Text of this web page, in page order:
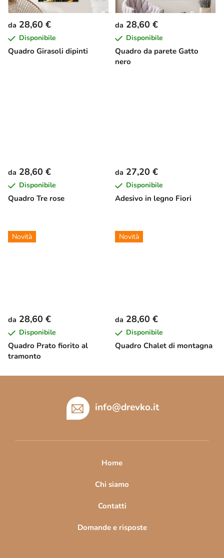
Quadro Girasoli dipinti
da 28,60 €
Disponibile
Quadro da parete Gatto
nero
da 28,60 €
Disponibile
Quadro Tre rose
da 28,60 €
Disponibile
Adesivo in legno Fiori
da 27,20 €
Disponibile
Novità
Quadro Prato fiorito al
tramonto
da 28,60 €
Disponibile
Novità
Quadro Chalet di montagna
da 28,60 €
Disponibile
info@drevko.it
Home
Chi siamo
Contatti
Domande e risposte